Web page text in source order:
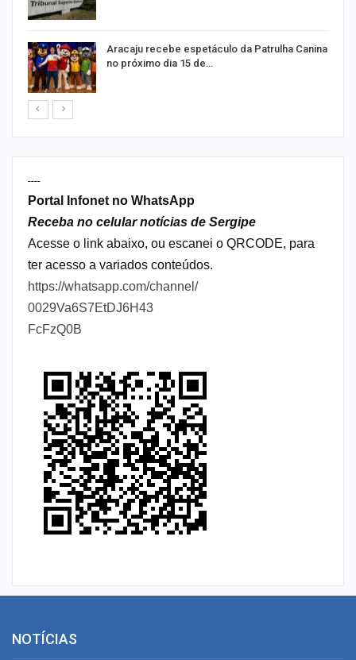
Aracaju recebe espetáculo da Patrulha Canina
no próximo dia 15 de…
----
Portal Infonet no WhatsApp
Receba no celular notícias de Sergipe
Acesse o link abaixo, ou escanei o QRCODE, para
ter acesso a variados conteúdos.
https://whatsapp.com/channel/
0029Va6S7EtDJ6H43
FcFzQ0B
NOTÍCIAS